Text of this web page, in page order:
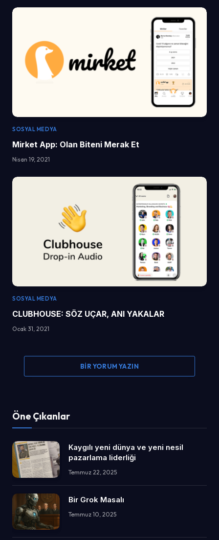
SOSYAL MEDYA
Mirket App: Olan Biteni Merak Et
Nisan 19, 2021
SOSYAL MEDYA
CLUBHOUSE: SÖZ UÇAR, ANI YAKALAR
Ocak 31, 2021
BIR YORUM YAZIN
Öne Çıkanlar
Kaygılı yeni dünya ve yeni nesil
pazarlama liderliği
Temmuz 22, 2025
Bir Grok Masalı
Temmuz 10, 2025